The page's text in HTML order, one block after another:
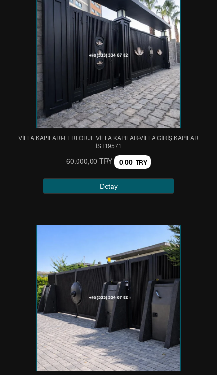
VİLLA KAPILARI-FERFORJE VİLLA KAPILAR-VİLLA GİRİŞ KAPILAR
IST19571
60.000,00 TRY 0,00 TRY
Detay